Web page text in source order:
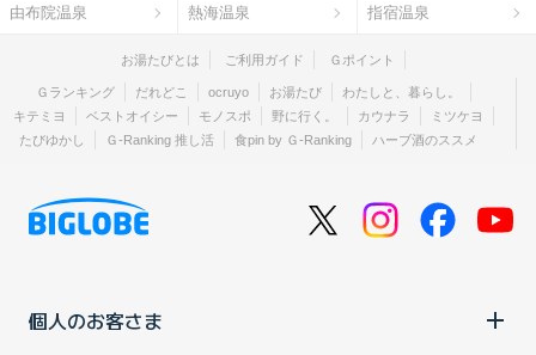
由布院温泉 熱海温泉 指宿温泉
お湯たびとは ご利用ガイド Ｇポイント
Ｇランキング だれどこ ocruyo お湯たび
わたしと、暮らし。
キテミヨ
ベストオイシー モノスポ 野に行く。 カウナラ
ミツケヨ
たびゆかし
Ｇ-Ranking 推し活 食pin by Ｇ-Ranking ハーブ酒のススメ
個人のお客さま